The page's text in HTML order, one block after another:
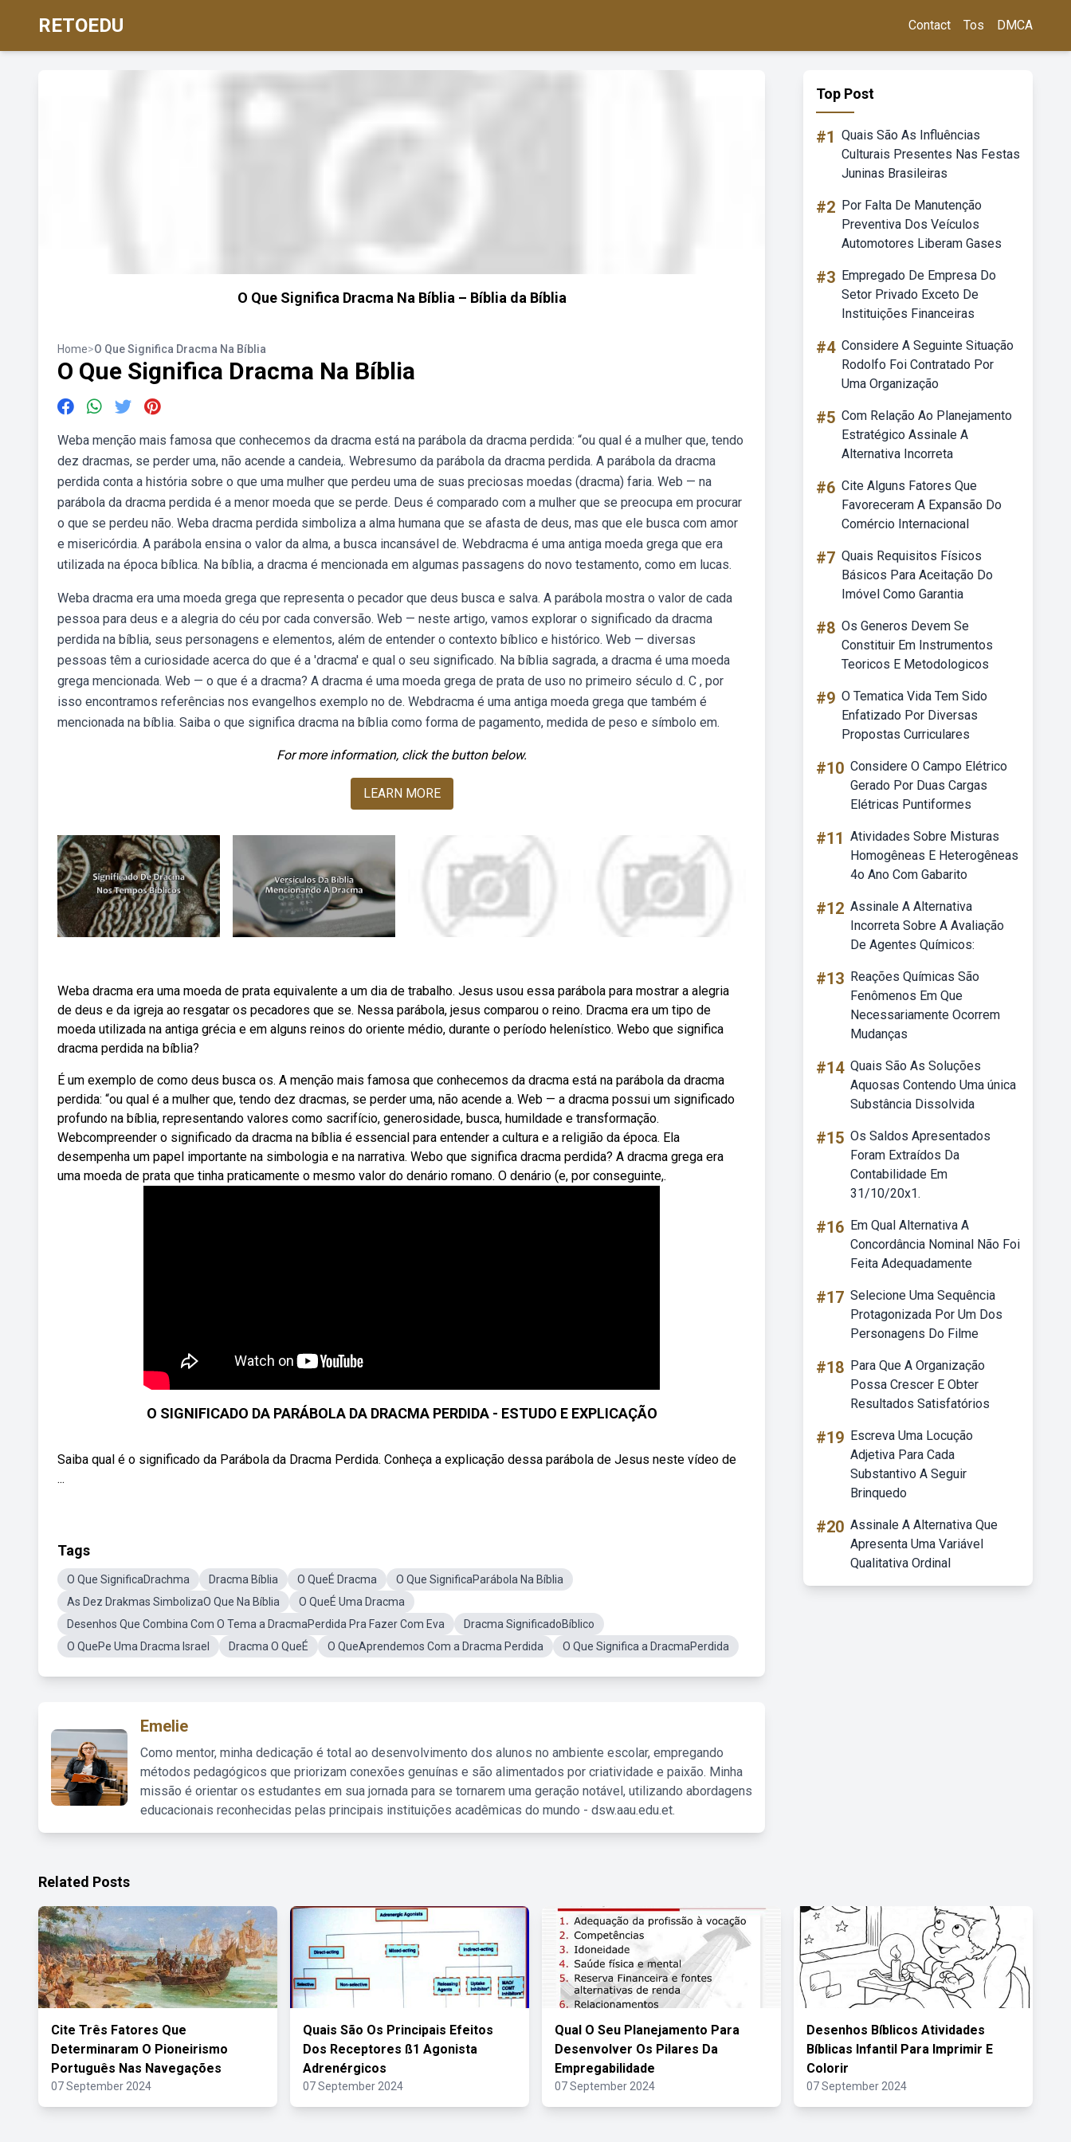
RETOEDU Contact Tos DMCA
O Que Significa Dracma Na Bíblia – Bíblia da Bíblia
Home>O Que Significa Dracma Na Bíblia
O Que Significa Dracma Na Bíblia
Weba menção mais famosa que conhecemos da dracma está na parábola da dracma perdida: “ou qual é a mulher que, tendo
dez dracmas, se perder uma, não acende a candeia,. Webresumo da parábola da dracma perdida. A parábola da dracma
perdida conta a história sobre o que uma mulher que perdeu uma de suas preciosas moedas (dracma) faria. Web — na
parábola da dracma perdida é a menor moeda que se perde. Deus é comparado com a mulher que se preocupa em procurar
o que se perdeu não. Weba dracma perdida simboliza a alma humana que se afasta de deus, mas que ele busca com amor
e misericórdia. A parábola ensina o valor da alma, a busca incansável de. Webdracma é uma antiga moeda grega que era
utilizada na época bíblica. Na bíblia, a dracma é mencionada em algumas passagens do novo testamento, como em lucas.
Weba dracma era uma moeda grega que representa o pecador que deus busca e salva. A parábola mostra o valor de cada
pessoa para deus e a alegria do céu por cada conversão. Web — neste artigo, vamos explorar o significado da dracma
perdida na bíblia, seus personagens e elementos, além de entender o contexto bíblico e histórico. Web — diversas
pessoas têm a curiosidade acerca do que é a 'dracma' e qual o seu significado. Na bíblia sagrada, a dracma é uma moeda
grega mencionada. Web — o que é a dracma? A dracma é uma moeda grega de prata de uso no primeiro século d. C , por
isso encontramos referências nos evangelhos exemplo no de. Webdracma é uma antiga moeda grega que também é
mencionada na bíblia. Saiba o que significa dracma na bíblia como forma de pagamento, medida de peso e símbolo em.
For more information, click the button below.
LEARN MORE
Weba dracma era uma moeda de prata equivalente a um dia de trabalho. Jesus usou essa parábola para mostrar a alegria
de deus e da igreja ao resgatar os pecadores que se. Nessa parábola, jesus comparou o reino. Dracma era um tipo de
moeda utilizada na antiga grécia e em alguns reinos do oriente médio, durante o período helenístico. Webo que significa
dracma perdida na bíblia?
É um exemplo de como deus busca os. A menção mais famosa que conhecemos da dracma está na parábola da dracma
perdida: “ou qual é a mulher que, tendo dez dracmas, se perder uma, não acende a. Web — a dracma possui um significado
profundo na bíblia, representando valores como sacrifício, generosidade, busca, humildade e transformação.
Webcompreender o significado da dracma na bíblia é essencial para entender a cultura e a religião da época. Ela
desempenha um papel importante na simbologia e na narrativa. Webo que significa dracma perdida? A dracma grega era
uma moeda de prata que tinha praticamente o mesmo valor do denário romano. O denário (e, por conseguinte,.
O SIGNIFICADO DA PARÁBOLA DA DRACMA PERDIDA - ESTUDO E EXPLICAÇÃO
Saiba qual é o significado da Parábola da Dracma Perdida. Conheça a explicação dessa parábola de Jesus neste vídeo de
...
Tags
O Que SignificaDrachma Dracma Bíblia O QueÉ Dracma
O Que SignificaParábola Na Bíblia
As Dez Drakmas SimbolizaO Que Na Bíblia
O QueÉ Uma Dracma
Desenhos Que Combina Com O Tema a DracmaPerdida Pra Fazer Com Eva
Dracma SignificadoBíblico
O QuePe Uma Dracma Israel
Dracma O QueÉ O QueAprendemos Com a Dracma Perdida O Que Significa a DracmaPerdida
Emelie
Como mentor, minha dedicação é total ao desenvolvimento dos alunos no ambiente escolar, empregando
métodos pedagógicos que priorizam conexões genuínas e são alimentados por criatividade e paixão. Minha
missão é orientar os estudantes em sua jornada para se tornarem uma geração notável, utilizando abordagens
educacionais reconhecidas pelas principais instituições acadêmicas do mundo - dsw.aau.edu.et.
Top Post
#1 Quais São As Influências
Culturais Presentes Nas Festas
Juninas Brasileiras
#2 Por Falta De Manutenção
Preventiva Dos Veículos
Automotores Liberam Gases
#3 Empregado De Empresa Do
Setor Privado Exceto De
Instituições Financeiras
#4 Considere A Seguinte Situação
Rodolfo Foi Contratado Por
Uma Organização
#5 Com Relação Ao Planejamento
Estratégico Assinale A
Alternativa Incorreta
#6 Cite Alguns Fatores Que
Favoreceram A Expansão Do
Comércio Internacional
#7 Quais Requisitos Físicos
Básicos Para Aceitação Do
Imóvel Como Garantia
#8 Os Generos Devem Se
Constituir Em Instrumentos
Teoricos E Metodologicos
#9 O Tematica Vida Tem Sido
Enfatizado Por Diversas
Propostas Curriculares
#10 Considere O Campo Elétrico
Gerado Por Duas Cargas
Elétricas Puntiformes
#11 Atividades Sobre Misturas
Homogêneas E Heterogêneas
4o Ano Com Gabarito
#12 Assinale A Alternativa
Incorreta Sobre A Avaliação
De Agentes Químicos:
#13 Reações Químicas São
Fenômenos Em Que
Necessariamente Ocorrem
Mudanças
#14 Quais São As Soluções
Aquosas Contendo Uma única
Substância Dissolvida
#15 Os Saldos Apresentados
Foram Extraídos Da
Contabilidade Em
31/10/20x1.
#16 Em Qual Alternativa A
Concordância Nominal Não Foi
Feita Adequadamente
#17 Selecione Uma Sequência
Protagonizada Por Um Dos
Personagens Do Filme
#18 Para Que A Organização
Possa Crescer E Obter
Resultados Satisfatórios
#19 Escreva Uma Locução
Adjetiva Para Cada
Substantivo A Seguir
Brinquedo
#20 Assinale A Alternativa Que
Apresenta Uma Variável
Qualitativa Ordinal
Related Posts
Cite Três Fatores Que
Determinaram O Pioneirismo
Português Nas Navegações
07 September 2024
Quais São Os Principais Efeitos
Dos Receptores ß1 Agonista
Adrenérgicos
07 September 2024
Qual O Seu Planejamento Para
Desenvolver Os Pilares Da
Empregabilidade
07 September 2024
Desenhos Bíblicos Atividades
Bíblicas Infantil Para Imprimir E
Colorir
07 September 2024